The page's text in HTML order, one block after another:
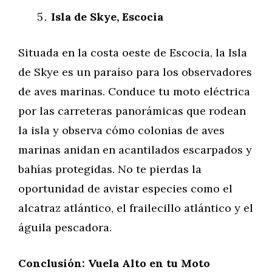
Isla de Skye, Escocia
Situada en la costa oeste de Escocia, la Isla
de Skye es un paraíso para los observadores
de aves marinas. Conduce tu moto eléctrica
por las carreteras panorámicas que rodean
la isla y observa cómo colonias de aves
marinas anidan en acantilados escarpados y
bahías protegidas. No te pierdas la
oportunidad de avistar especies como el
alcatraz atlántico, el frailecillo atlántico y el
águila pescadora.
Conclusión: Vuela Alto en tu Moto